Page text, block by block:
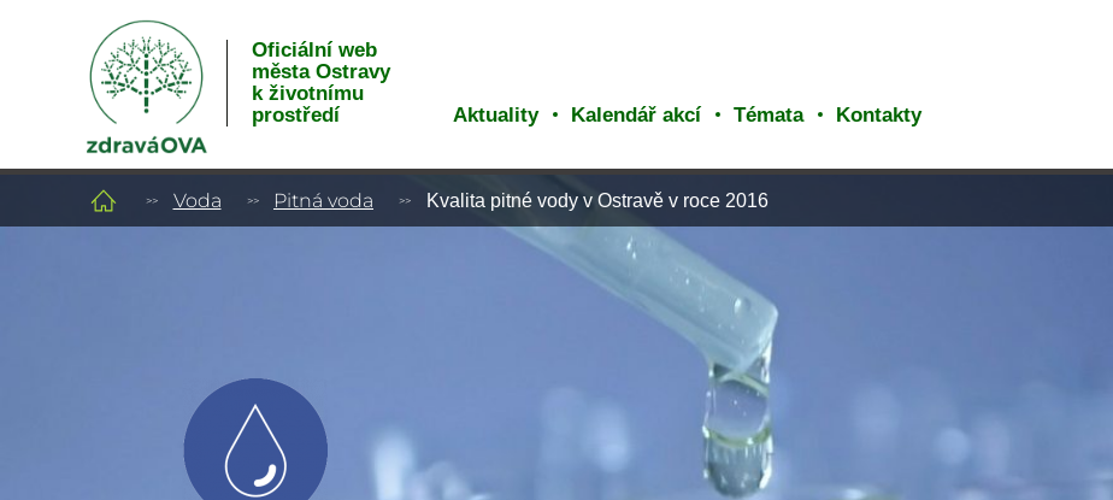
Oficiální web
města Ostravy
k životnímu
prostředí
Aktuality Kalendář akcí Témata Kontakty
Voda Pitná voda Kvalita pitné vody v Ostravě v roce 2016